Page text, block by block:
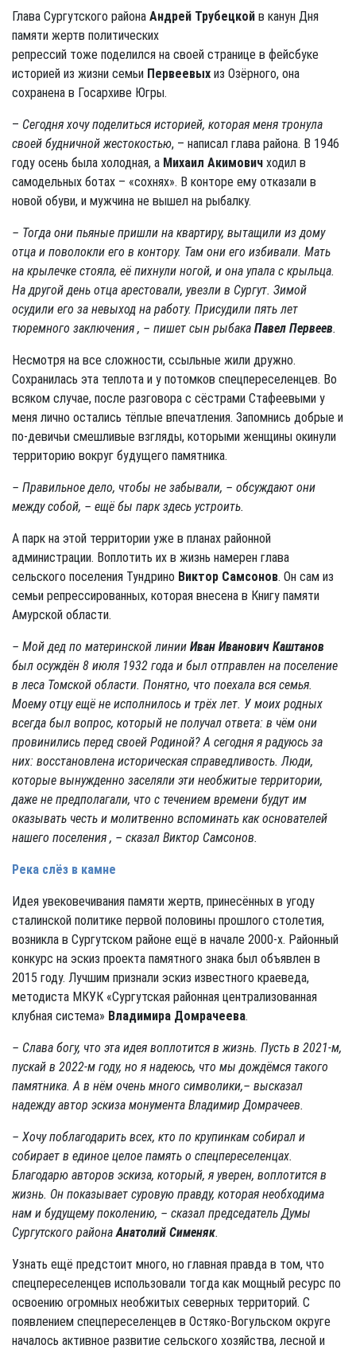
Глава Сургутского района Андрей Трубецкой в канун Дня
памяти жертв политических
репрессий тоже поделился на своей странице в фейсбуке
историей из жизни семьи Первеевых из Озёрного, она
сохранена в Госархиве Югры.
– Сегодня хочу поделиться историей, которая меня тронула
своей будничной жестокостью, – написал глава района. В 1946
году осень была холодная, а Михаил Акимович ходил в
самодельных ботах – «сохнях». В конторе ему отказали в
новой обуви, и мужчина не вышел на рыбалку.
– Тогда они пьяные пришли на квартиру, вытащили из дому
отца и поволокли его в контору. Там они его избивали. Мать
на крылечке стояла, её пихнули ногой, и она упала с крыльца.
На другой день отца арестовали, увезли в Сургут. Зимой
осудили его за невыход на работу. Присудили пять лет
тюремного заключения , – пишет сын рыбака Павел Первеев.
Несмотря на все сложности, ссыльные жили дружно.
Сохранилась эта теплота и у потомков спецпереселенцев. Во
всяком случае, после разговора с сёстрами Стафеевыми у
меня лично остались тёплые впечатления. Запомнись добрые и
по-девичьи смешливые взгляды, которыми женщины окинули
территорию вокруг будущего памятника.
– Правильное дело, чтобы не забывали, – обсуждают они
между собой, – ещё бы парк здесь устроить.
А парк на этой территории уже в планах районной
администрации. Воплотить их в жизнь намерен глава
сельского поселения Тундрино Виктор Самсонов. Он сам из
семьи репрессированных, которая внесена в Книгу памяти
Амурской области.
– Мой дед по материнской линии Иван Иванович Каштанов
был осуждён 8 июля 1932 года и был отправлен на поселение
в леса Томской области. Понятно, что поехала вся семья.
Моему отцу ещё не исполнилось и трёх лет. У моих родных
всегда был вопрос, который не получал ответа: в чём они
провинились перед своей Родиной? А сегодня я радуюсь за
них: восстановлена историческая справедливость. Люди,
которые вынужденно заселяли эти необжитые территории,
даже не предполагали, что с течением времени будут им
оказывать честь и молитвенно вспоминать как основателей
нашего поселения , – сказал Виктор Самсонов.
Река слёз в камне
Идея увековечивания памяти жертв, принесённых в угоду
сталинской политике первой половины прошлого столетия,
возникла в Сургутском районе ещё в начале 2000-х. Районный
конкурс на эскиз проекта памятного знака был объявлен в
2015 году. Лучшим признали эскиз известного краеведа,
методиста МКУК «Сургутская районная централизованная
клубная система» Владимира Домрачеева.
– Слава богу, что эта идея воплотится в жизнь. Пусть в 2021-м,
пускай в 2022-м году, но я надеюсь, что мы дождёмся такого
памятника. А в нём очень много символики,– высказал
надежду автор эскиза монумента Владимир Домрачеев.
– Хочу поблагодарить всех, кто по крупинкам собирал и
собирает в единое целое память о спецпереселенцах.
Благодарю авторов эскиза, который, я уверен, воплотится в
жизнь. Он показывает суровую правду, которая необходима
нам и будущему поколению, – сказал председатель Думы
Сургутского районаАнатолий Сименяк.
Узнать ещё предстоит много, но главная правда в том, что
спецпереселенцев использовали тогда как мощный ресурс по
освоению огромных необжитых северных территорий. С
появлением спецпереселенцев в Остяко-Вогульском округе
началось активное развитие сельского хозяйства, лесной и